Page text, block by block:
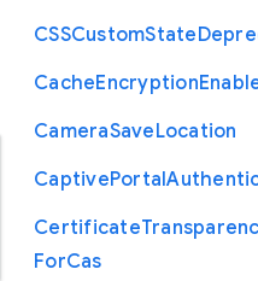
CSSCustomState
CacheEncryption
CameraSaveLocation
CaptivePortal
Certificate
ForCas